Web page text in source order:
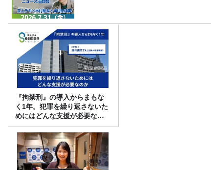
『拘禁刑』の導入からまもな
く1年。犯罪を繰り返さないた
めにはどんな支援が必要なの
か